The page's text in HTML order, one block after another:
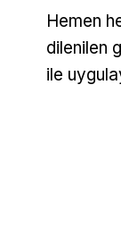
Hemen
dilenilen
ile